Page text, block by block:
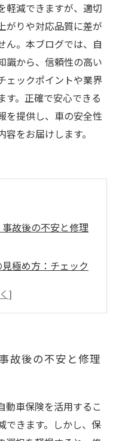
軽減できますが、適切
がりや対応品質に差が
ん。本ブログでは、自
識から、信頼性の高い
ェックポイントや業界
す。正確で安心できる
を提供し、車の安全性
をお届けします。
故後の不安と修理
極め方：チェック
意点：スムーズな
きる工場がもたら
ために知っておく
故後の不安と修理
動車保険を活用するこ
できます。しかし、保